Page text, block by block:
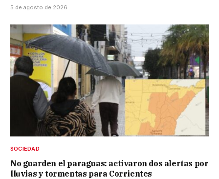
5 de agosto de 2026
SOCIEDAD
No guarden el paraguas: activaron dos alertas por
lluvias y tormentas para Corrientes